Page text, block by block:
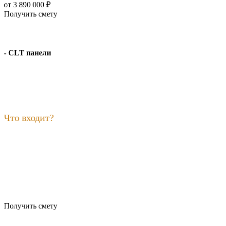
от 3 890 000 ₽
Получить смету
- CLT панели
Что входит?
Получить смету